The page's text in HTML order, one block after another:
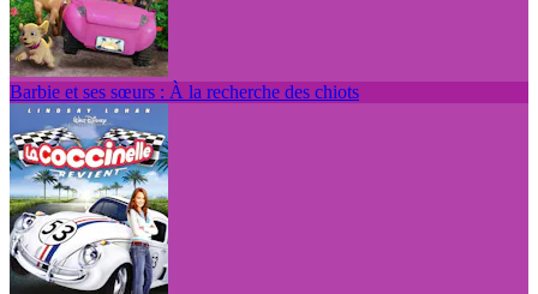
Barbie et ses sœurs : À la recherche des chiots